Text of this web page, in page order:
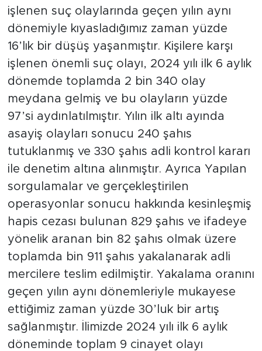
işlenen suç olaylarında geçen yılın aynı
dönemiyle kıyasladığımız zaman yüzde
16’lık bir düşüş yaşanmıştır. Kişilere karşı
işlenen önemli suç olayı, 2024 yılı ilk 6 aylık
dönemde toplamda 2 bin 340 olay
meydana gelmiş ve bu olayların yüzde
97’si aydınlatılmıştır. Yılın ilk altı ayında
asayiş olayları sonucu 240 şahıs
tutuklanmış ve 330 şahıs adli kontrol kararı
ile denetim altına alınmıştır. Ayrıca Yapılan
sorgulamalar ve gerçekleştirilen
operasyonlar sonucu hakkında kesinleşmiş
hapis cezası bulunan 829 şahıs ve ifadeye
yönelik aranan bin 82 şahıs olmak üzere
toplamda bin 911 şahıs yakalanarak adli
mercilere teslim edilmiştir. Yakalama oranını
geçen yılın aynı dönemleriyle mukayese
ettiğimiz zaman yüzde 30’luk bir artış
sağlanmıştır. İlimizde 2024 yılı ilk 6 aylık
döneminde toplam 9 cinayet olayı